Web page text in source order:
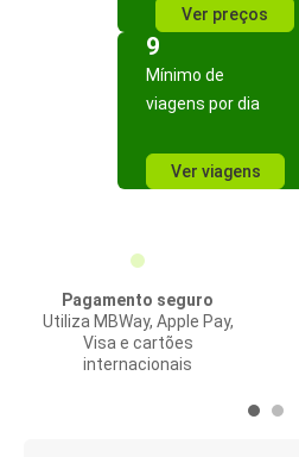
Ver preços
9
Mínimo de
viagens por dia
Ver viagens
Pagamento seguro
Utiliza MBWay, Apple Pay,
Visa e cartões
internacionais